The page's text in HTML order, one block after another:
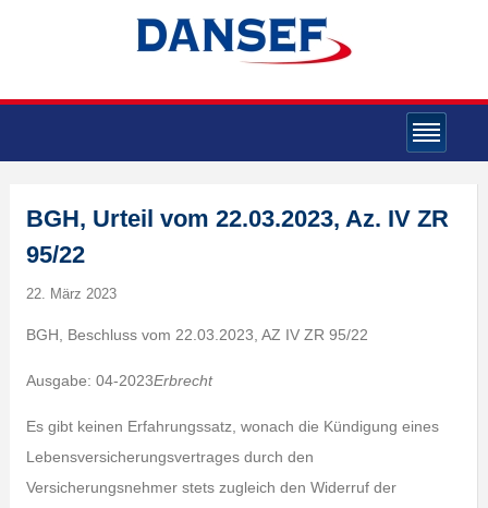
BGH, Urteil vom 22.03.2023, Az. IV ZR
95/22
22. März 2023
BGH, Beschluss vom 22.03.2023, AZ IV ZR 95/22
Ausgabe: 04-2023Erbrecht
Es gibt keinen Erfahrungssatz, wonach die Kündigung eines
Lebensversicherungsvertrages durch den
Versicherungsnehmer stets zugleich den Widerruf der